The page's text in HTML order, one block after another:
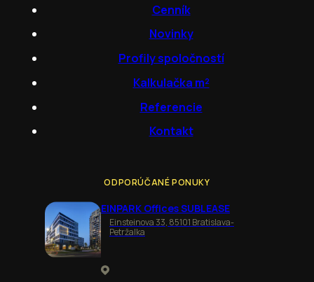
Cenník
Novinky
Profily spoločností
Kalkulačka m²
Referencie
Kontakt
ODPORÚČANÉ PONUKY
EINPARK Offices SUBLEASE
Einsteinova 33, 85101 Bratislava-
Petržalka